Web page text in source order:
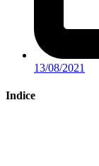
13/08/2021
Indice